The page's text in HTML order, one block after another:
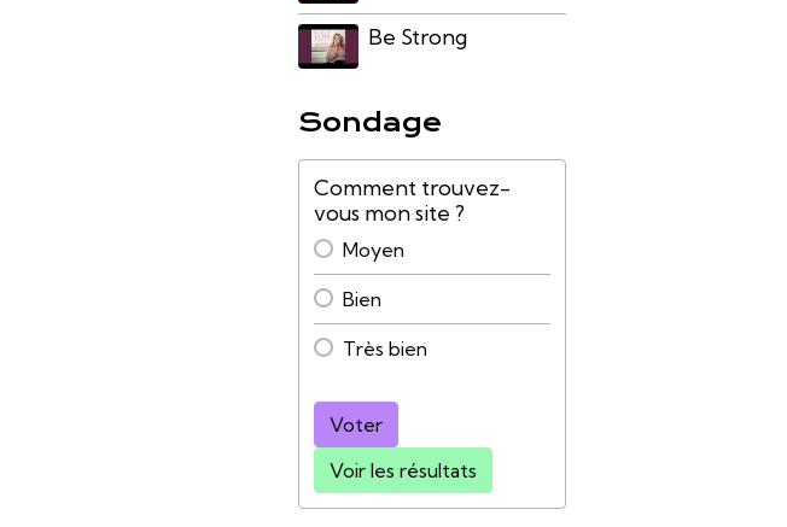
Be Strong
Sondage
Comment trouvez-
vous mon site ?
Moyen
Bien
Très bien
Voter
Voir les résultats